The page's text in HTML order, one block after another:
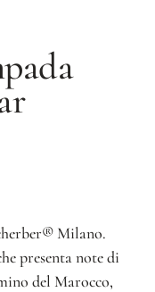
Milano.
presenta note di
del Marocco,